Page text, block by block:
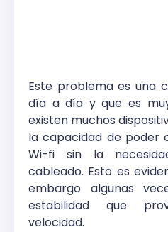
Este problema es una
día a día y que es
existen muchos
la capacidad de poder
Wi-fi sin la
cableado. Esto es
embargo algunas
estabilidad que
velocidad.